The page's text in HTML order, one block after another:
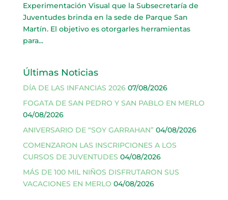
Experimentación Visual que la Subsecretaría de
Juventudes brinda en la sede de Parque San
Martín. El objetivo es otorgarles herramientas
para...
Últimas Noticias
DÍA DE LAS INFANCIAS 2026 07/08/2026
FOGATA DE SAN PEDRO Y SAN PABLO EN MERLO
04/08/2026
ANIVERSARIO DE “SOY GARRAHAN” 04/08/2026
COMENZARON LAS INSCRIPCIONES A LOS
CURSOS DE JUVENTUDES 04/08/2026
MÁS DE 100 MIL NIÑOS DISFRUTARON SUS
VACACIONES EN MERLO 04/08/2026